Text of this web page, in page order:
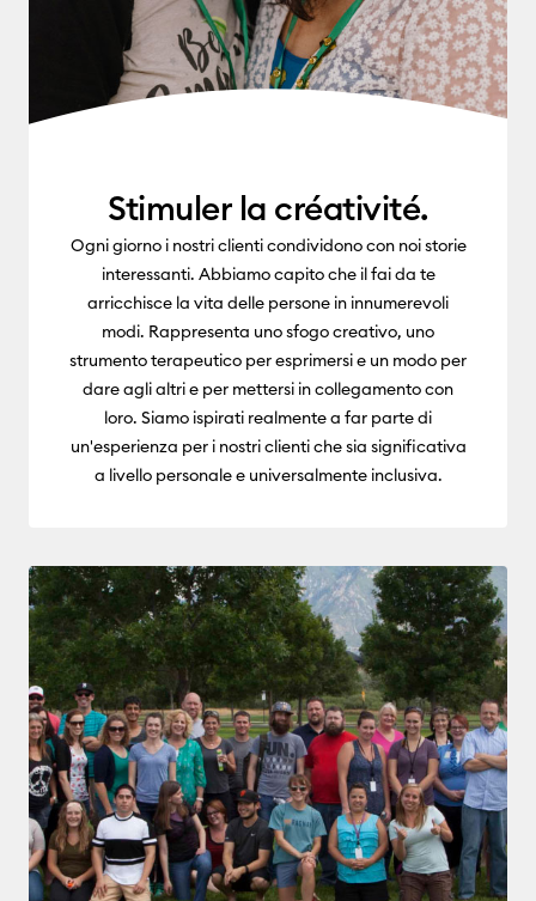
Stimuler la créativité.
Ogni giorno i nostri clienti condividono con noi storie
interessanti. Abbiamo capito che il fai da te
arricchisce la vita delle persone in innumerevoli
modi. Rappresenta uno sfogo creativo, uno
strumento terapeutico per esprimersi e un modo per
dare agli altri e per mettersi in collegamento con
loro. Siamo ispirati realmente a far parte di
un'esperienza per i nostri clienti che sia significativa
a livello personale e universalmente inclusiva.